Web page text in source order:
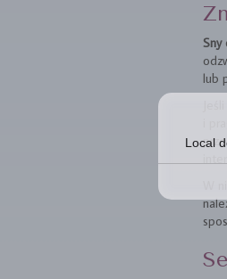
Sny
lub
i
W